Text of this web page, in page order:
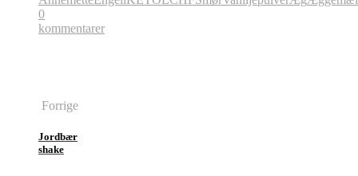
0
kommentarer
Forrige
Jordbær
shake